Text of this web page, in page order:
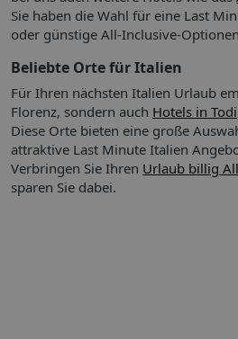
Tipps & Hinweise:
Tourismussteuer zahlbar vor
Doppelzimmer Medium (DB1):
in unterschiedlichen Stilen wie
21-25 qm, Doppel, Dusche,
Haartrockner, Minibar, TV
Sie haben die Wahl für eine Last
oder günstige All-Inclusive-
Beliebte Orte für Italien
Für Ihren nächsten Italien Urlaub
Florenz, sondern auch Hotels in Todi
Diese Orte bieten eine große
attraktive Last Minute Italien
Verbringen Sie Ihren Urlaub billig
sparen Sie dabei.